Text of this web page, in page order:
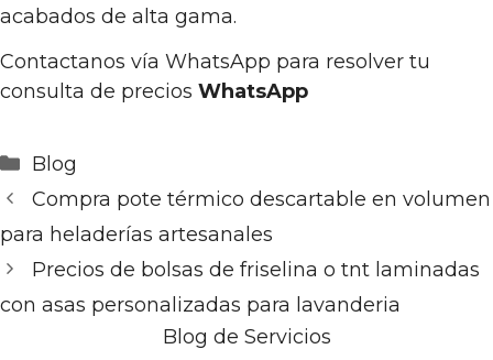
acabados de alta gama.
Contactanos vía WhatsApp para resolver tu
consulta de precios WhatsApp
Categorías
Blog
Compra pote térmico descartable en volumen
para heladerías artesanales
Precios de bolsas de friselina o tnt laminadas
con asas personalizadas para lavanderia
Blog de Servicios